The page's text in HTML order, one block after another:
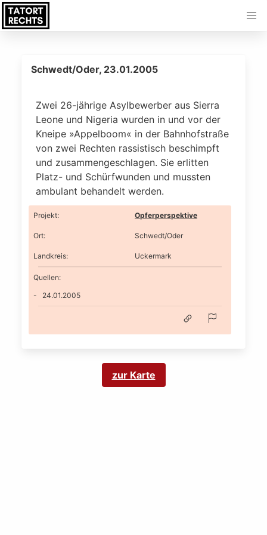
Schwedt/Oder, 23.01.2005
Zwei 26-jährige Asylbewerber aus Sierra
Leone und Nigeria wurden in und vor der
Kneipe »Appelboom« in der Bahnhofstraße
von zwei Rechten rassistisch beschimpft
und zusammengeschlagen. Sie erlitten
Platz- und Schürfwunden und mussten
ambulant behandelt werden.
Projekt: Opferperspektive
Ort: Schwedt/Oder
Landkreis: Uckermark
Quellen:
24.01.2005
zur Karte